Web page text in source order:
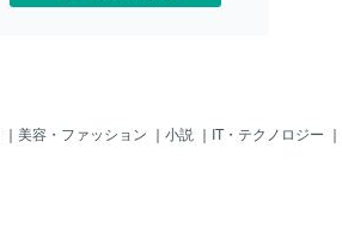
｜ 美容・ファッション ｜ 小説 ｜ IT・テクノロジー ｜